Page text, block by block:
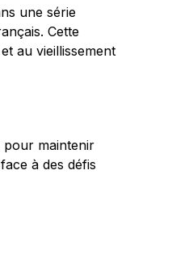
une série
Cette
au vieillissement
pour maintenir
à des défis